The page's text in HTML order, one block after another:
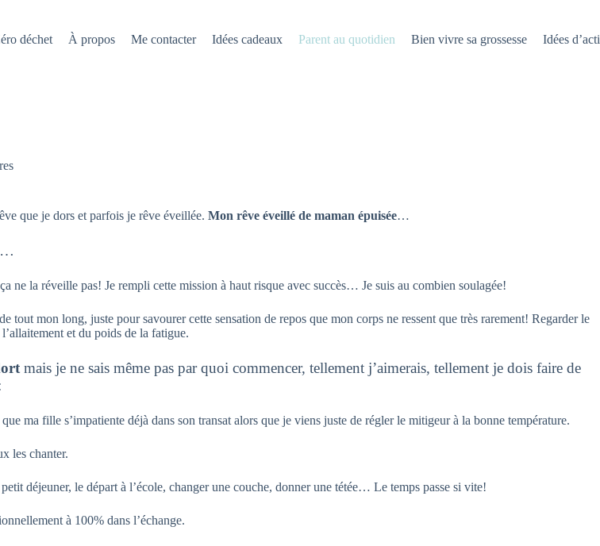
déchet À propos Me contacter Idées cadeaux Parent au quotidien Bien vivre sa grossesse Idées
que je dors et parfois je rêve éveillée. Mon rêve éveillé de maman épuisée…
ne la réveille pas! Je rempli cette mission à haut risque avec succès… Je suis au combien soulagée!
tout mon long, juste pour savourer cette sensation de repos que mon corps ne ressent que très rarement! Regarder le
et du poids de la fatigue.
mais je ne sais même pas par quoi commencer, tellement j’aimerais, tellement je dois faire de
ma fille s’impatiente déjà dans son transat alors que je viens juste de régler le mitigeur à la bonne température.
les chanter.
déjeuner, le départ à l’école, changer une couche, donner une tétée… Le temps passe si vite!
à 100% dans l’échange.